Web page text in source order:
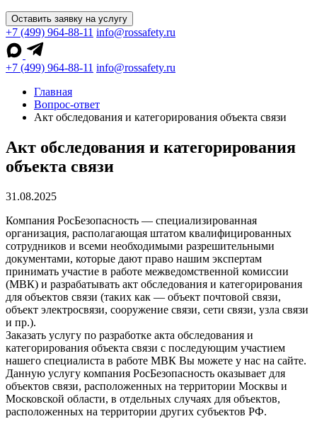
Оставить заявку на услугу
+7 (499) 964-88-11 info@rossafety.ru
+7 (499) 964-88-11 info@rossafety.ru
Главная
Вопрос-ответ
Акт обследования и категорирования объекта связи
Акт обследования и категорирования
объекта связи
31.08.2025
Компания РосБезопасность — специализированная
организация, располагающая штатом квалифицированных
сотрудников и всеми необходимыми разрешительными
документами, которые дают право нашим экспертам
принимать участие в работе межведомственной комиссии
(МВК) и разрабатывать акт обследования и категорирования
для объектов связи (таких как — объект почтовой связи,
объект электросвязи, сооружение связи, сети связи, узла связи
и пр.).
Заказать услугу по разработке акта обследования и
категорирования объекта связи с последующим участием
нашего специалиста в работе МВК Вы можете у нас на сайте.
Данную услугу компания РосБезопасность оказывает для
объектов связи, расположенных на территории Москвы и
Московской области, в отдельных случаях для объектов,
расположенных на территории других субъектов РФ.